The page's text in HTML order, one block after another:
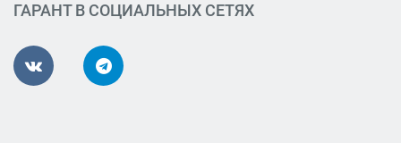
ГАРАНТ В СОЦИАЛЬНЫХ СЕТЯХ